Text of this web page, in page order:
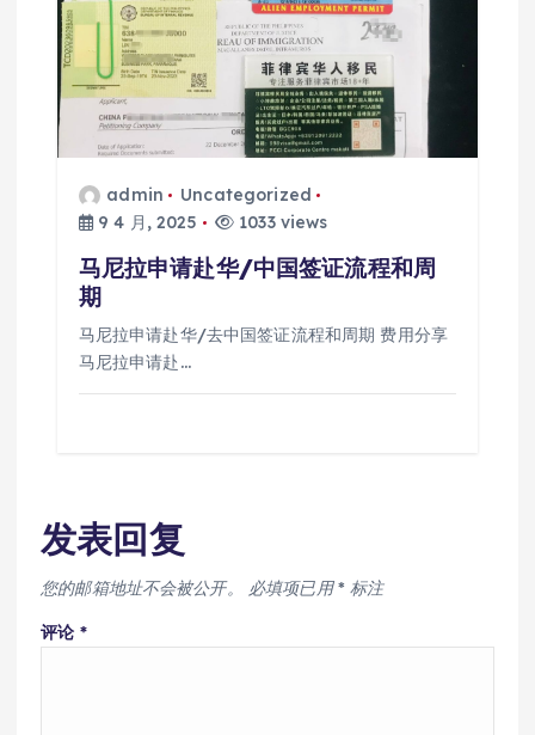
admin
Uncategorized
9 4 月, 2025
1033 views
马尼拉申请赴华/中国签证流程和周
期
马尼拉申请赴华/去中国签证流程和周期 费用分享
马尼拉申请赴…
发表回复
您的邮箱地址不会被公开。 必填项已用* 标注
评论 *